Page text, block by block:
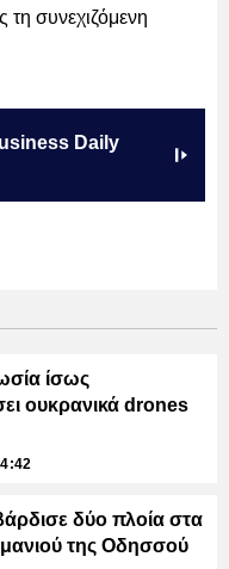
τη συνεχιζόμενη
Daily
ίσως
ουκρανικά drones
δύο πλοία στα
της Οδησσού